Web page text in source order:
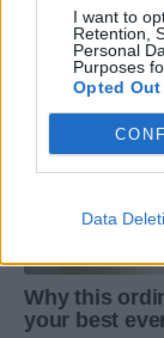
I want to
Retention,
Personal
Purposes
Opted Out
Data